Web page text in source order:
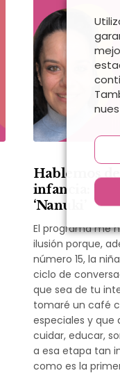
Hablemos
infancia: un
‘Nanuki’
El programa me
ilusión porque,
número 15, la
ciclo de
que sea de tu
tomaré un café
especiales y que
cuidar, educar,
a esa etapa tan
como es la